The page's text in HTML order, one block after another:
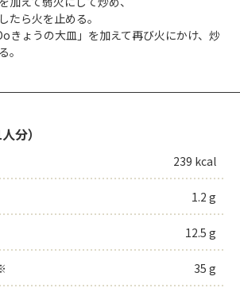
たら火を止める。
きょうの大皿」を加えて再び火にかけ、炒
。
分）
239 kcal
1.2 g
12.5 g
35 g